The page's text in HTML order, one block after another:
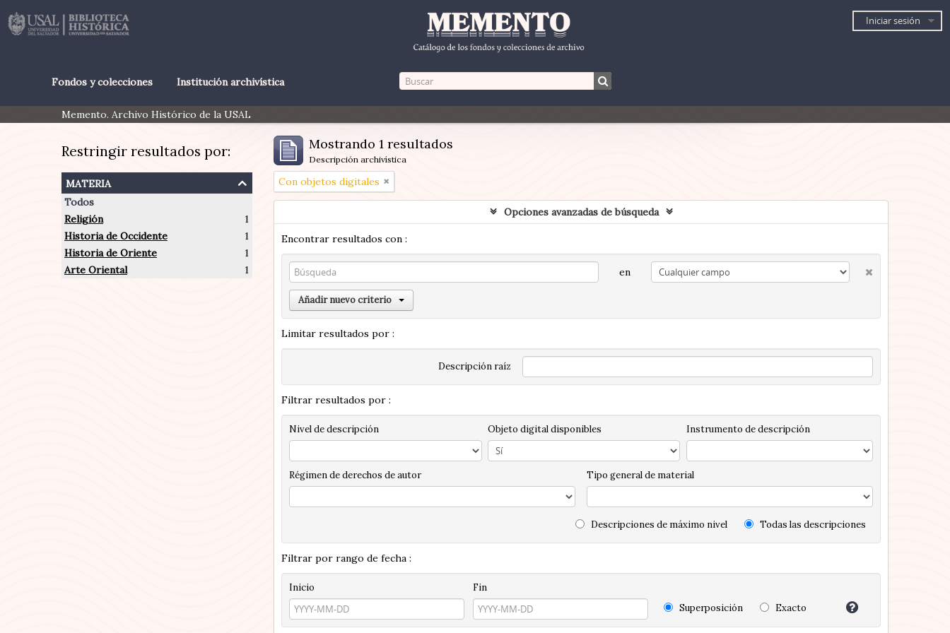
Iniciar sesión
Fondos y colecciones Institución archivística
Memento. Archivo Histórico de la USAL
Restringir resultados por:
materia
Todos
Religión
1
Historia de Occidente
1
Historia de Oriente
1
Arte Oriental
1
Mostrando 1 resultados
Descripción archivística
Con objetos digitales
Opciones avanzadas de búsqueda
Encontrar resultados con :
en
Añadir nuevo criterio
Limitar resultados por :
Descripción raíz
Filtrar resultados por :
Nivel de descripción Objeto digital disponibles Instrumento de descripción
Régimen de derechos de autor Tipo general de material
Descripciones de máximo nivel Todas las descripciones
Filtrar por rango de fecha :
Inicio
Fin
Superposición
Exacto